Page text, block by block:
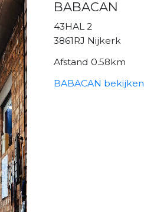
BABACAN
43HAL 2
3861RJ Nijkerk
Afstand 0.58km
BABACAN bekijken